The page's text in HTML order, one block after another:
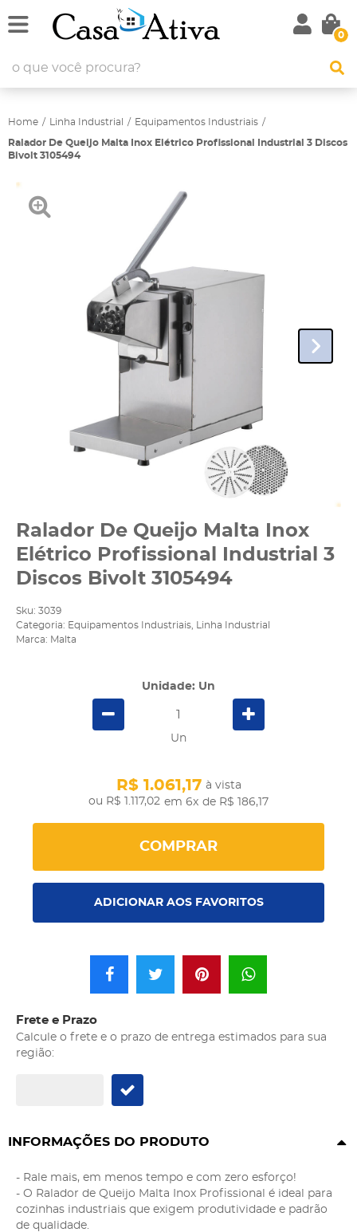
0
Home Linha Industrial Equipamentos Industriais
Ralador De Queijo Malta Inox Elétrico Profissional Industrial 3 Discos
Bivolt 3105494
Ralador De Queijo Malta Inox
Elétrico Profissional Industrial 3
Discos Bivolt 3105494
Sku: 3039
Categoria: Equipamentos Industriais
Linha Industrial
Marca: Malta
Unidade: Un
Un
R$ 1.117,02
R$ 1.061,17 à vista
em 6x de R$ 186,17
COMPRAR
ADICIONAR AOS FAVORITOS
Frete e Prazo
Calcule o frete e o prazo de entrega estimados para sua
região:
INFORMAÇÕES DO PRODUTO
- Rale mais, em menos tempo e com zero esforço!
- O Ralador de Queijo Malta Inox Profissional é ideal para
cozinhas industriais que exigem produtividade e padrão
de qualidade.